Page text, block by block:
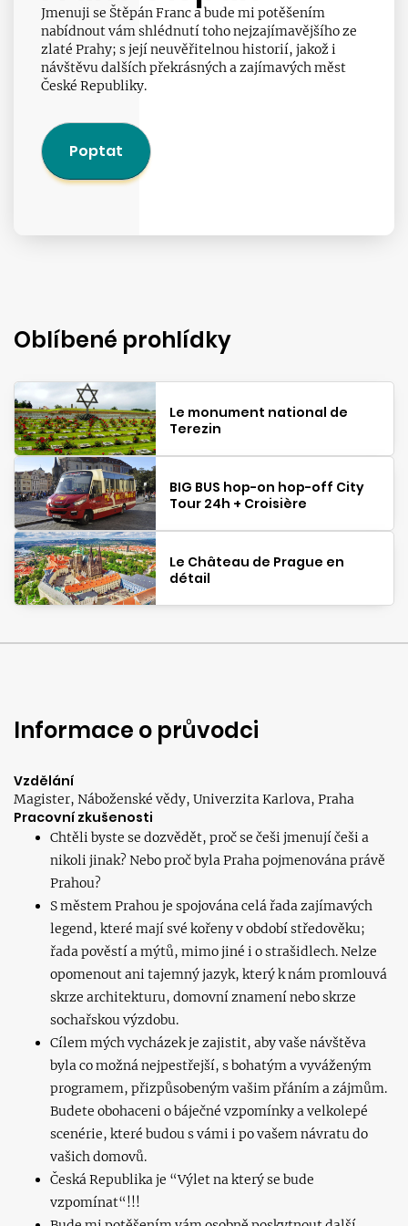
Jmenuji se Štěpán Franc a bude mi potěšením
nabídnout vám shlédnutí toho nejzajímavějšího ze
zlaté Prahy; s její neuvěřitelnou historií, jakož i
návštěvu dalších překrásných a zajímavých měst
České Republiky.
Poptat
Oblíbené prohlídky
Le monument national de
Terezin
BIG BUS hop-on hop-off City
Tour 24h + Croisière
Le Château de Prague en
détail
Informace o průvodci
Vzdělání
Magister, Náboženské vědy, Univerzita Karlova, Praha
Pracovní zkušenosti
Chtěli byste se dozvědět, proč se češi jmenují češi a
nikoli jinak? Nebo proč byla Praha pojmenována právě
Prahou?
S městem Prahou je spojována celá řada zajímavých
legend, které mají své kořeny v období středověku;
řada pověstí a mýtů, mimo jiné i o strašidlech. Nelze
opomenout ani tajemný jazyk, který k nám promlouvá
skrze architekturu, domovní znamení nebo skrze
sochařskou výzdobu.
Cílem mých vycházek je zajistit, aby vaše návštěva
byla co možná nejpestřejší, s bohatým a vyváženým
programem, přizpůsobeným vašim přáním a zájmům.
Budete obohaceni o báječné vzpomínky a velkolepé
scenérie, které budou s vámi i po vašem návratu do
vašich domovů.
Česká Republika je “Výlet na který se bude
vzpomínat“!!!